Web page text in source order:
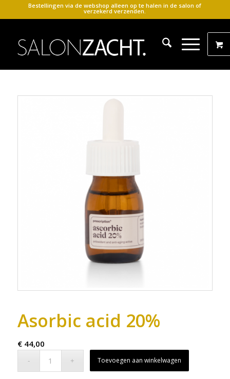
Bestellingen via de webshop alleen op te halen in de salon of
verzekerd verzenden.
Asorbic acid 20%
€44,00
Toevoegen aan winkelwagen